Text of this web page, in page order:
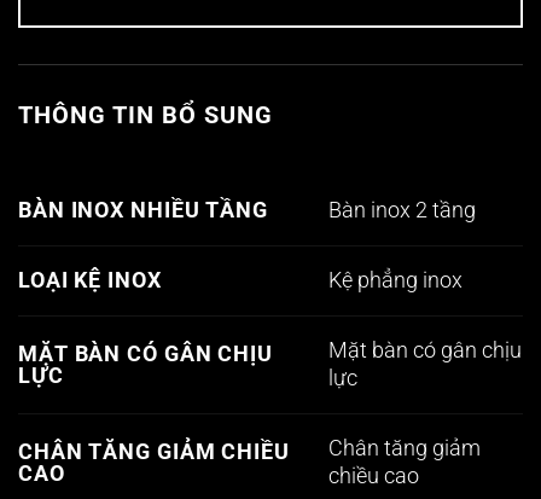
THÔNG TIN BỔ SUNG
BÀN INOX NHIỀU TẦNG Bàn inox 2 tầng
LOẠI KỆ INOX Kệ phẳng inox
MẶT BÀN CÓ GÂN CHỊU
LỰC
Mặt bàn có gân chịu
lực
CHÂN TĂNG GIẢM CHIỀU
CAO
Chân tăng giảm
chiều cao